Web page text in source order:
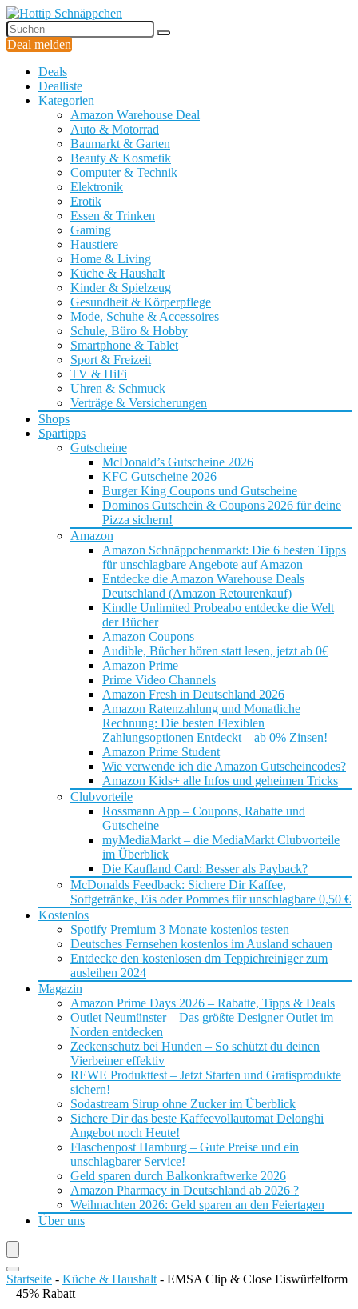
Deal melden
Deals
Dealliste
Kategorien
Amazon Warehouse Deal
Auto & Motorrad
Baumarkt & Garten
Beauty & Kosmetik
Computer & Technik
Elektronik
Erotik
Essen & Trinken
Gaming
Haustiere
Home & Living
Küche & Haushalt
Kinder & Spielzeug
Gesundheit & Körperpflege
Mode, Schuhe & Accessoires
Schule, Büro & Hobby
Smartphone & Tablet
Sport & Freizeit
TV & HiFi
Uhren & Schmuck
Verträge & Versicherungen
Shops
Spartipps
Gutscheine
McDonald’s Gutscheine 2026
KFC Gutscheine 2026
Burger King Coupons und Gutscheine
Dominos Gutschein & Coupons 2026 für deine
Pizza sichern!
Amazon
Amazon Schnäppchenmarkt: Die 6 besten Tipps
für unschlagbare Angebote auf Amazon
Entdecke die Amazon Warehouse Deals
Deutschland (Amazon Retourenkauf)
Kindle Unlimited Probeabo entdecke die Welt
der Bücher
Amazon Coupons
Audible, Bücher hören statt lesen, jetzt ab 0€
Amazon Prime
Prime Video Channels
Amazon Fresh in Deutschland 2026
Amazon Ratenzahlung und Monatliche
Rechnung: Die besten Flexiblen
Zahlungsoptionen Entdeckt – ab 0% Zinsen!
Amazon Prime Student
Wie verwende ich die Amazon Gutscheincodes?
Amazon Kids+ alle Infos und geheimen Tricks
Clubvorteile
Rossmann App – Coupons, Rabatte und
Gutscheine
myMediaMarkt – die MediaMarkt Clubvorteile
im Überblick
Die Kaufland Card: Besser als Payback?
McDonalds Feedback: Sichere Dir Kaffee,
Softgetränke, Eis oder Pommes für unschlagbare 0,50 €
Kostenlos
Spotify Premium 3 Monate kostenlos testen
Deutsches Fernsehen kostenlos im Ausland schauen
Entdecke den kostenlosen dm Teppichreiniger zum
ausleihen 2024
Magazin
Amazon Prime Days 2026 – Rabatte, Tipps & Deals
Outlet Neumünster – Das größte Designer Outlet im
Norden entdecken
Zeckenschutz bei Hunden – So schützt du deinen
Vierbeiner effektiv
REWE Produkttest – Jetzt Starten und Gratisprodukte
sichern!
Sodastream Sirup ohne Zucker im Überblick
Sichere Dir das beste Kaffeevollautomat Delonghi
Angebot noch Heute!
Flaschenpost Hamburg – Gute Preise und ein
unschlagbarer Service!
Geld sparen durch Balkonkraftwerke 2026
Amazon Pharmacy in Deutschland ab 2026 ?
Weihnachten 2026: Geld sparen an den Feiertagen
Über uns
Startseite - Küche & Haushalt - EMSA Clip & Close Eiswürfelform
– 45% Rabatt